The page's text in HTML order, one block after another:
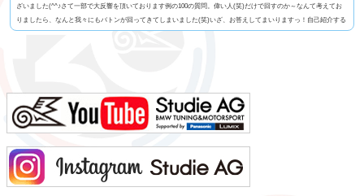
ざいました(^^♪さて一部で大反響を頂いております例の100の質問。偉い人(笑)だけで回すのか～なんて考えてお
りましたら、なんと我々にもバトンが回ってきてしまいました(笑)いざ、お答えしてまいりますっ！自己紹介する
人に100の質問名前 忰部尚史 知ってる人じゃないと読めない便利な苗字名前の由来 珍しい「忰」の字は